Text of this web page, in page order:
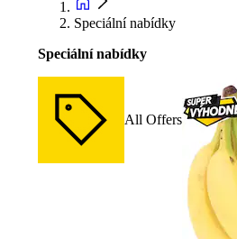
Speciální nabídky
Speciální nabídky
All Offers